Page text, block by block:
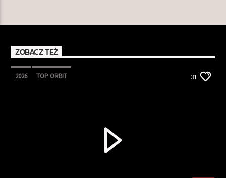
ZOBACZ TEŻ
2026 TOP ORBIT 31